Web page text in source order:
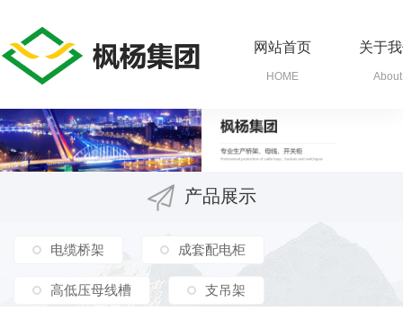
网站首页
HOME
关于
About
产品展示
电缆桥架 成套配电柜
高低压母线槽 支吊架